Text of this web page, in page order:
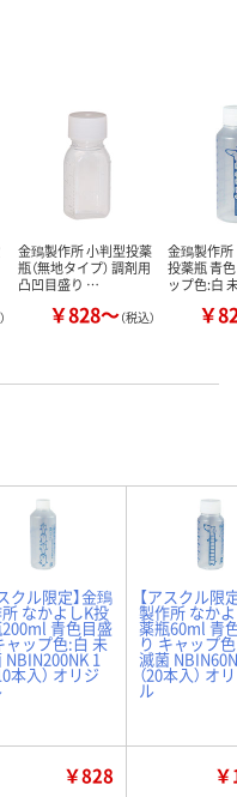
金鵄製作所 小判型投薬
瓶（無地タイプ） 調剤用
凸凹目盛り …
￥828～（税込）
金鵄製作
投薬瓶 青
ップ色:白
￥
クル限定】金鵄
なかよしK投
青色目盛
ャップ色:白 未
NBIN200NK 1
本入） オリジ
【アスクル限
製作所 なか
薬瓶60ml 青
り キャップ
滅菌
（20本入） オ
ル
￥828